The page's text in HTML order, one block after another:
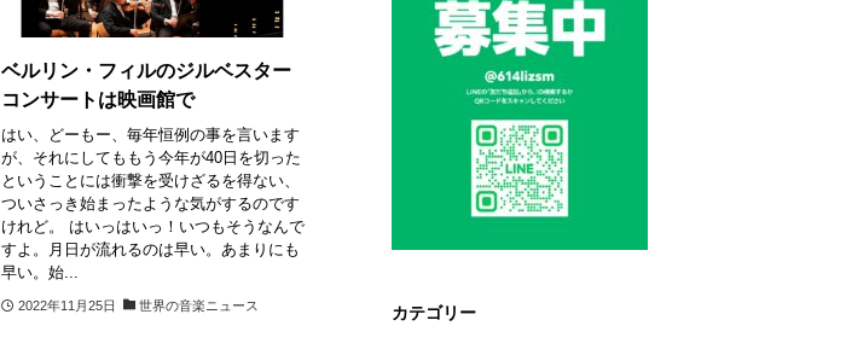
ベルリン・フィルのジルベスター
コンサートは映画館で
はい、どーもー、毎年恒例の事を言います
が、それにしてももう今年が40日を切った
ということには衝撃を受けざるを得ない、
ついさっき始まったような気がするのです
けれど。 はいっはいっ！いつもそうなんで
すよ。月日が流れるのは早い。あまりにも
早い。始...
2022年11月25日 世界の音楽ニュース カテゴリー